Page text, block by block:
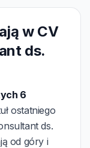
w CV
ds.
6
ostatniego
ds.
od góry i